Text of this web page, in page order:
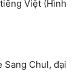
Việt (Hình
Sang Chul, đại